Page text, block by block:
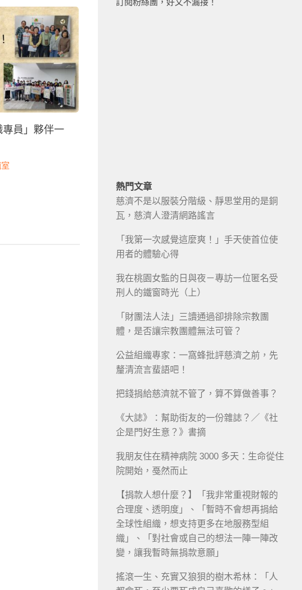
專員」夥伴一
訂閱粉絲團，好文不漏接！
熱門文章
慈濟不是以服裝分階級、靜思堂用的是銅
瓦，慈濟人澄清網路謠言
「我第一次感覺這麼爽！」手天使首位使
用者的體驗心得
我在桃園女監的日與夜－專訪一位匿名受
刑人的鐵窗時光（上）
「財團法人法」三讀通過卻排除宗教團
體，是否讓宗教團體無法可管？
公益組織專家：一窩蜂批評慈濟之前，先
釐清流言蜚語吧！
把錢捐給慈濟就不管了，算不算做善事？
《大誌》：幫助街友的一份雜誌？／《社
企是門好生意？》書摘
我朋友住在精神病院 3000 多天：生命從住
院開始，戞然而止
【捐款人想什麼？】「我非常重視財報的
合理度、透明度」、「暫時不會想再捐給
全球性組織，想支持更多在地服務型組
織」、「對社會或自己的想法一陣一陣改
變，讓我暫時無捐款意願」
搖滾一生、充實又狼狽的樹木希林：「人